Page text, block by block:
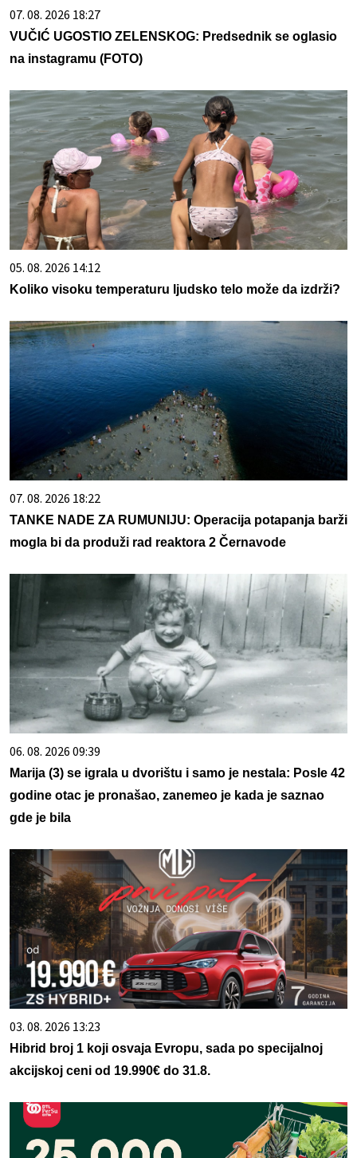
07. 08. 2026 18:27
VUČIĆ UGOSTIO ZELENSKOG: Predsednik se oglasio
na instagramu (FOTO)
05. 08. 2026 14:12
Koliko visoku temperaturu ljudsko telo može da izdrži?
07. 08. 2026 18:22
TANKE NADE ZA RUMUNIJU: Operacija potapanja barži
mogla bi da produži rad reaktora 2 Černavode
06. 08. 2026 09:39
Marija (3) se igrala u dvorištu i samo je nestala: Posle 42
godine otac je pronašao, zanemeo je kada je saznao
gde je bila
03. 08. 2026 13:23
Hibrid broj 1 koji osvaja Evropu, sada po specijalnoj
akcijskoj ceni od 19.990€ do 31.8.